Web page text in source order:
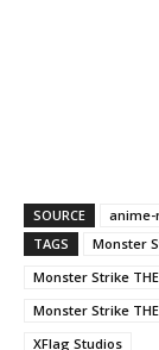
SOURCE
anime-
TAGS
Monster
Monster Strike
Monster Strike
XFlag Studios